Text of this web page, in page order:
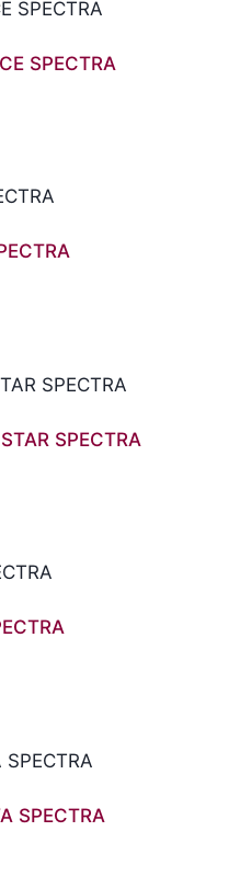
SPECTRA
SPECTRA
SPECTRA